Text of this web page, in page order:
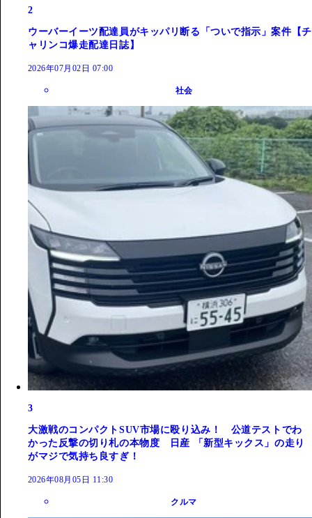
2
ウーバーイーツ配達員がキッパリ断る「ついで指示」案件【チ
ャリンコ爆走配達日誌】
2026年07月02日 07:00
社会
3
大激戦のコンパクトSUV市場に殴り込み！ 公道テストでわ
かった反撃の切り札の本物度 日産 「新型キックス」の走り
がマジで気持ち良すぎ！
2026年08月05日 11:30
クルマ